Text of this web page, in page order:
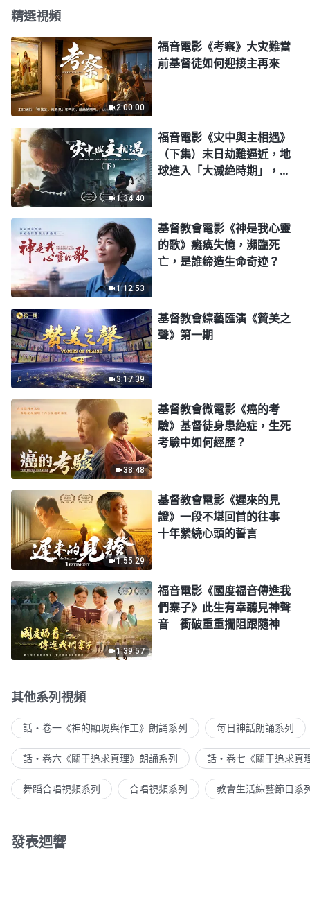
精選視頻
2:00:00
福音電影《考察》大灾難當
前基督徒如何迎接主再來
1:34:40
福音電影《灾中與主相遇》
（下集）末日劫難逼近，地
球進入「大滅絶時期」，人
1:12:53
基督教會電影《神是我心靈
的歌》癱痪失憶，瀕臨死
亡，是誰締造生命奇迹？
3:17:39
基督教會綜藝匯演《贊美之
聲》第一期
38:48
基督教會微電影《癌的考
驗》基督徒身患絶症，生死
考驗中如何經歷？
1:55:29
基督教會電影《遲來的見
證》一段不堪回首的往事
十年縈繞心頭的誓言
1:39:57
福音電影《國度福音傳進我
們寨子》此生有幸聽見神聲
音 衝破重重攔阻跟隨神
其他系列視頻
話・卷一《神的顯現與作工》朗誦系列 每日神話朗誦系列
話・卷六《關于追求真理》朗誦系列 話・卷七《關于追求真
舞蹈合唱視頻系列 合唱視頻系列 教會生活綜藝節目系
發表迴響